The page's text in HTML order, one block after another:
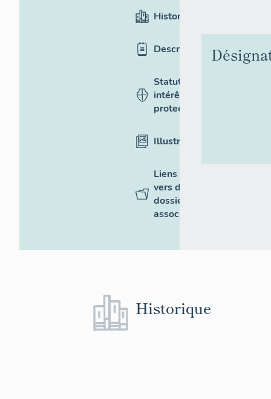
Historique
Description
Statut,
intérêt et
protection
Illustrations
Liens
vers des
dossiers
associés
Historique